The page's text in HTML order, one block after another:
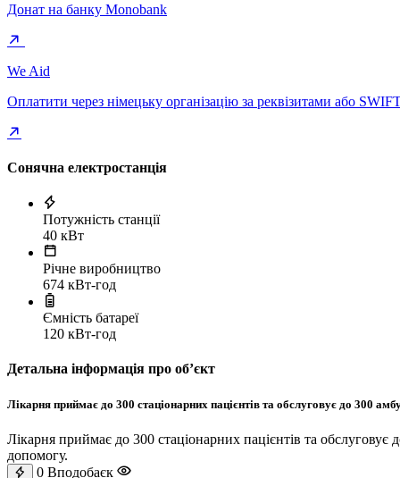
Донат на банку Monobank
We Aid
Оплатити через німецьку організацію за реквізитами або
Сонячна електростанція
Потужність станції
40 кВт
Річне виробництво
674 кВт-год
Ємність батареї
120 кВт-год
Детальна інформація про обʼєкт
Лікарня приймає до 300 стаціонарних пацієнтів та обслуговує до 300
Лікарня приймає до 300 стаціонарних пацієнтів та
допомогу.
0 Вподобаєк